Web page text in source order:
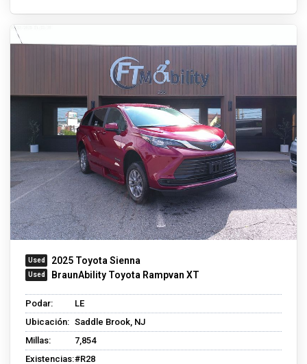
2025 Toyota Sienna
BraunAbility Toyota Rampvan XT
Podar:
LE
Ubicación: Saddle Brook, NJ
Millas:
7,854
Existencias:#R28